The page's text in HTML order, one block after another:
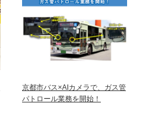
京都市バス×AIカメラで、ガス管
パトロール業務を開始！